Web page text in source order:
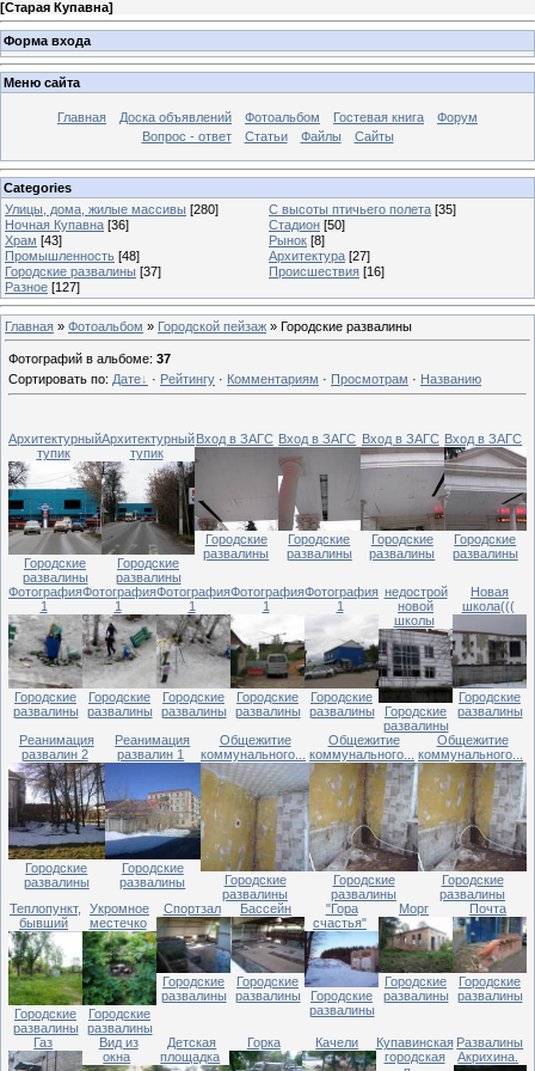
[Старая Купавна]
Форма входа
Меню сайта
Главная Доска объявлений Фотоальбом Гостевая книга
Форум
Вопрос - ответ
Статьи Файлы Сайты
Categories
Улицы, дома, жилые массивы [280] С высоты птичьего полета [35]
Ночная Купавна [36] Стадион [50]
Храм [43] Рынок [8]
Промышленность [48] Архитектура [27]
Городские развалины [37] Происшествия [16]
Разное [127]
Главная » Фотоальбом » Городской пейзаж » Городские развалины
Фотографий в альбоме: 37
Сортировать по: Дате · Рейтингу · Комментариям · Просмотрам · Названию
Архитектурный
тупик
Городские
развалины
Архитектурный
тупик
Городские
развалины
Вход в ЗАГС
Городские
развалины
Вход в ЗАГС
Городские
развалины
Вход в ЗАГС
Городские
развалины
Вход в ЗАГС
Городские
развалины
Фотография
1
Городские
развалины
Фотография
1
Городские
развалины
Фотография
1
Городские
развалины
Фотография
1
Городские
развалины
Фотография
1
Городские
развалины
недострой
новой
школы
Городские
развалины
Новая
школа(((
Городские
развалины
Реанимация
развалин 2
Городские
развалины
Реанимация
развалин 1
Городские
развалины
Общежитие
коммунального...
Городские
развалины
Общежитие
коммунального...
Городские
развалины
Общежитие
коммунального...
Городские
развалины
Теплопункт,
бывший
Городские
развалины
Укромное
местечко
Городские
развалины
Спортзал
Городские
развалины
Бассейн
Городские
развалины
"Гора
счастья"
Городские
развалины
Морг
Городские
развалины
Почта
Городские
развалины
Газ
Вид из
окна
Детская
площадка
Горка Качели
Купавинская
городская
Развалины
Акрихина.